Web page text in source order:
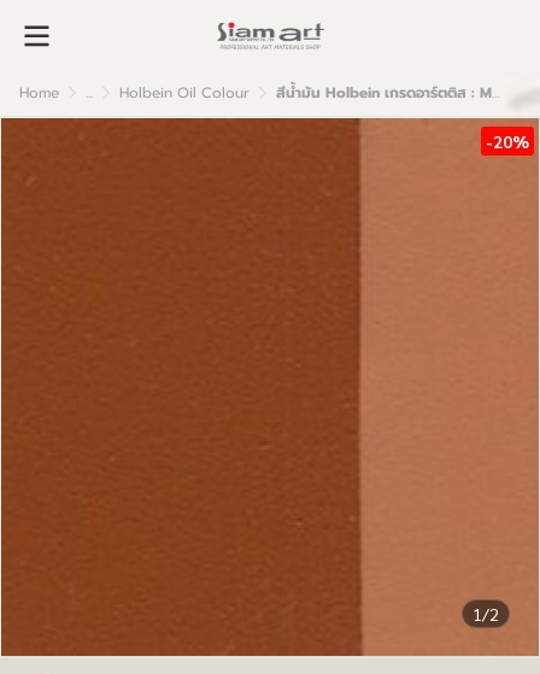
Home ... Holbein Oil Colour สีน้ำมัน Holbein เกรดอาร์ตติส : Mars Orange
1/2
-20%